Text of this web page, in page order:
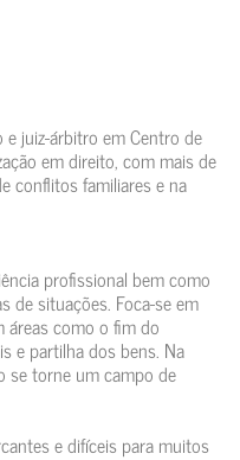
e juiz-árbitro em Centro de
em direito, com mais de
conflitos familiares e na
profissional bem como
de situações. Foca-se em
áreas como o fim do
e partilha dos bens. Na
se torne um campo de
e difíceis para muitos